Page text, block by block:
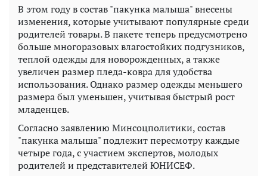
В этом году в состав "пакунка малыша" внесены
изменения, которые учитывают популярные среди
родителей товары. В пакете теперь предусмотрено
больше многоразовых влагостойких подгузников,
теплой одежды для новорожденных, а также
увеличен размер пледа-ковра для удобства
использования. Однако размер одежды меньшего
размера был уменьшен, учитывая быстрый рост
младенцев.
Согласно заявлению Минсоцполитики, состав
"пакунка малыша" подлежит пересмотру каждые
четыре года, с участием экспертов, молодых
родителей и представителей ЮНИСЕФ.